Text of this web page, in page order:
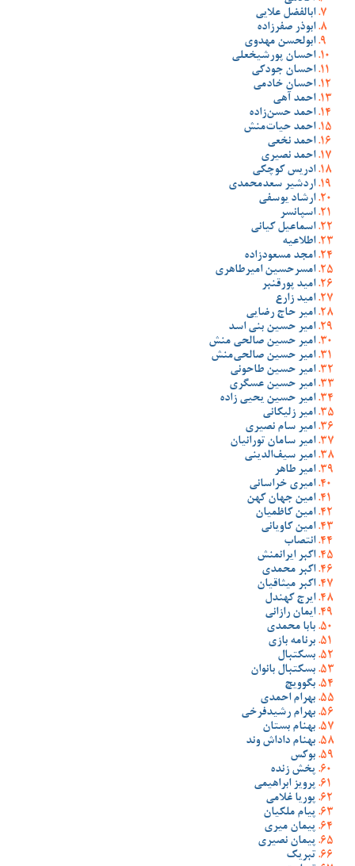
ابالفضل علایی
ابوذر صفرزاده
ابولحسن مهدوی
احسان پورشیخعلی
احسان جودکی
احسان خادمی
احمد آهی
احمد حسن‌زاده
احمد حیات‌منش
احمد نخعی
احمد نصیری
ادریس کوچکی
اردشیر سعدمحمدی
ارشاد یوسفی
اسپانسر
اسماعیل کیانی
اطلاعیه
امجد مسعودزاده
امسرحسین امیرطاهری
امید پورقنبر
امید زارع
امیر حاج رضایی
امیر حسین بنی اسد
امیر حسین صالحی منش
امیر حسین صالحی‌منش
امیر حسین طاحونی
امیر حسین عسگری
امیر حسین یحیی زاده
امیر زلیکانی
امیر سام نصیری
امیر سامان تورانیان
امیر سیف‌الدینی
امیر طاهر
امیری خراسانی
امین جهان کهن
امین کاظمیان
امین کاویانی
انتصاب
اکبر ایرانمنش
اکبر محمدی
اکبر میثاقیان
ایرج کهندل
ایمان رازانی
بابا محمدی
برنامه بازی
بسکتبال
بسکتبال بانوان
بگوویچ
بهرام احمدی
بهرام رشیدفرخی
بهنام بستان
بهنام داداش وند
بوکس
پخش زنده
پرویز ابراهیمی
پوریا غلامی
پیام ملکیان
پیمان میری
پیمان نصیری
تبریک